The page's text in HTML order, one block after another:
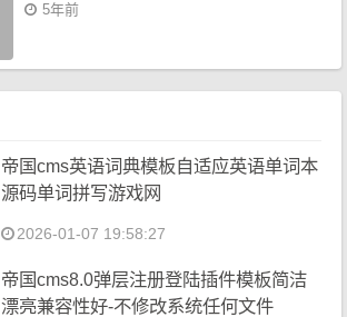
5年前
帝国cms英语词典模板自适应英语单词本
源码单词拼写游戏网
2026-01-07 19:58:27
帝国cms8.0弹层注册登陆插件模板简洁
漂亮兼容性好-不修改系统任何文件